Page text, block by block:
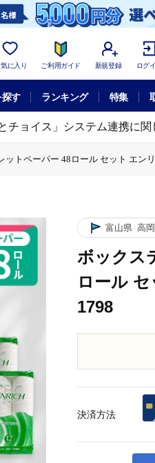
に入り ご利用ガイド 新規登録 ログ
す ランキング 特集
チョイス」システム連携に関
トペーパー 48ロール セット エン
富山県 高
ボックス
ロール
1798
決済方法